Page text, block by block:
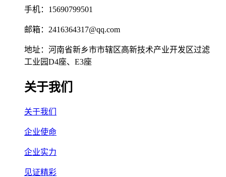
手机：15690799501
邮箱：2416364317@qq.com
地址：河南省新乡市市辖区高新技术产业开发区过滤
工业园D4座、E3座
关于我们
关于我们
企业使命
企业实力
见证精彩